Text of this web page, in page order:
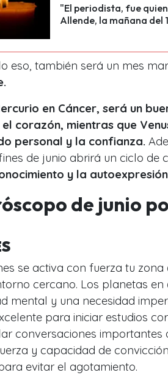
"El periodista, fue
Allende, la mañana del
eso, también será un mes
en Cáncer, será un
el corazón, mientras que
personal y la confianza.
de junio abrirá un ciclo de
y la
de junio
se activa con fuerza tu
cercano. Los planetas
mental y una necesidad
para iniciar estudios
conversaciones importantes
y capacidad de
evitar el agotamiento.